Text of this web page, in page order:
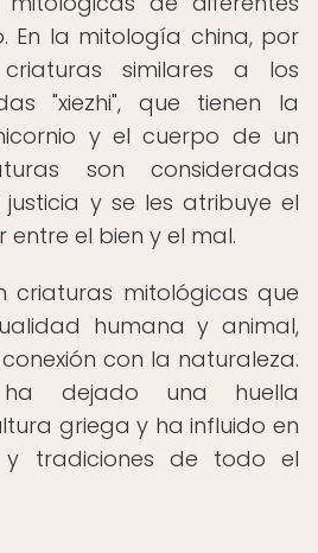
En la mitología china, por
criaturas similares a los
"xiezhi", que tienen la
y el cuerpo de un
son consideradas
y se les atribuye el
el bien y el mal.
criaturas mitológicas que
humana y animal,
con la naturaleza.
ha dejado una huella
griega y ha influido en
tradiciones de todo el